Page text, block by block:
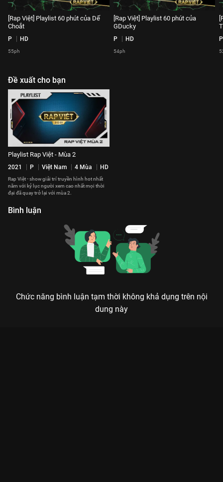
[Rap Việt] Playlist 60 phút của Dế
Choắt
P HD
55ph
[Rap Việt] Playlist 60 phút của
GDucky
P HD
54ph
P
Đề xuất cho bạn
Playlist Rap Việt - Mùa 2
2021 P Việt Nam 4 Mùa HD
Rap Việt - show giải trí truyền hình hot nhất
năm với kỷ lục người xem cao nhất mọi thời
đại đã quay trở lại với mùa 2.
Bình luận
Chức năng bình luận tạm thời không khả dụng trên nội
dung này